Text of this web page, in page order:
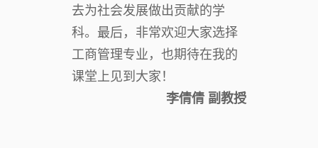
去为社会发展做出贡献的学
科。最后，非常欢迎大家选择
工商管理专业，也期待在我的
课堂上见到大家！
李倩倩 副教授